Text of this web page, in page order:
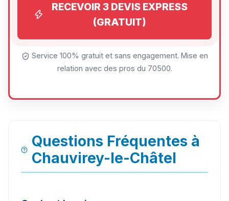
RECEVOIR 3 DEVIS EXPRESS
(GRATUIT)
Service 100% gratuit et sans engagement. Mise en
relation avec des pros du 70500.
Questions Fréquentes à
Chauvirey-le-Châtel